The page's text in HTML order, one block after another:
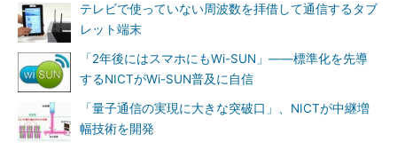
テレビで使っていない周波数を拝借して通信するタブ
レット端末
「2年後にはスマホにもWi-SUN」――標準化を先導
するNICTがWi-SUN普及に自信
「量子通信の実現に大きな突破口」、NICTが中継増
幅技術を開発